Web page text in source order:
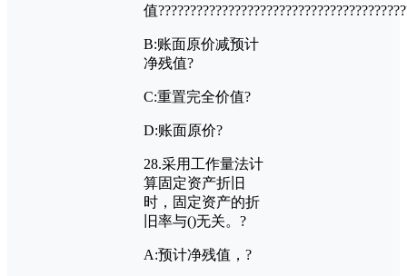
值
B:账面原价减预计
净残值?
C:重置完全价值?
D:账面原价?
28.采用工作量法计
算固定资产折旧
时，固定资产的折
旧率与()无关。?
A:预计净残值，?